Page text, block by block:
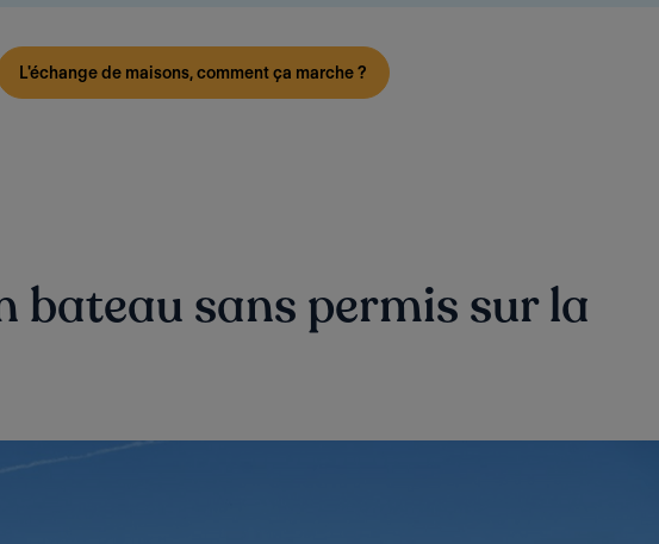
L'échange de maisons, comment ça marche ?
bateau sans permis sur la